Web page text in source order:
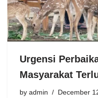
Urgensi
Masyarakat
by admin December